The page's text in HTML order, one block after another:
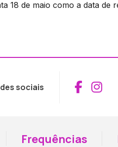
18 de maio como a data de
sociais
Frequências